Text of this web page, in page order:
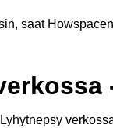
saat